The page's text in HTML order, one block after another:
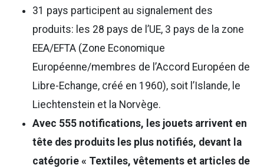
31 pays participent au signalement des
produits: les 28 pays de l’UE, 3 pays de la zone
EEA/EFTA (Zone Economique
Européenne/membres de l’Accord Européen de
Libre-Echange, créé en 1960), soit l’Islande, le
Liechtenstein et la Norvège.
Avec 555 notifications, les jouets arrivent en
tête des produits les plus notifiés, devant la
catégorie « Textiles, vêtements et articles de